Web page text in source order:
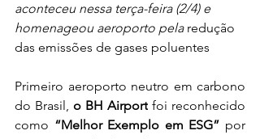
aconteceu nessa terça-feira (2/4) e
homenageou aeroporto pela redução
das emissões de gases poluentes
Primeiro aeroporto neutro em carbono
do Brasil, o BH Airport foi reconhecido
como “Melhor Exemplo em ESG” por